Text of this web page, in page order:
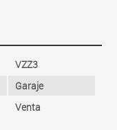
VZZ3
Garaje
Venta